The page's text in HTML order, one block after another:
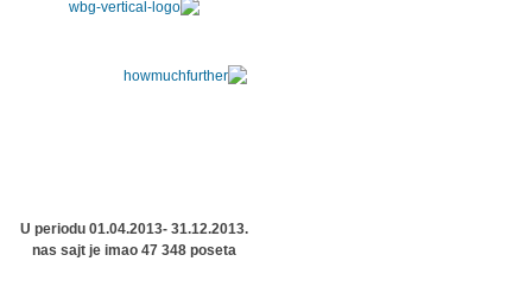
U periodu 01.04.2013- 31.12.2013.
nas sajt je imao 47 348 poseta